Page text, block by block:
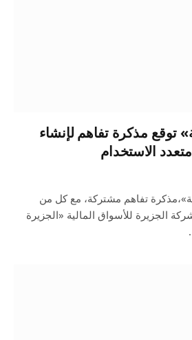
توقع مذكرة تفاهم لإنشاء
الاستخدام
تفاهم مشتركة، مع كل من
الجزيرة للأسواق المالية «الجزيرة